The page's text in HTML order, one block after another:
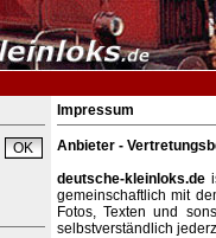
Impressum
Anbieter -
deutsche-kleinloks.de
gemeinschaftlich mit
Fotos, Texten und
selbstverständlich